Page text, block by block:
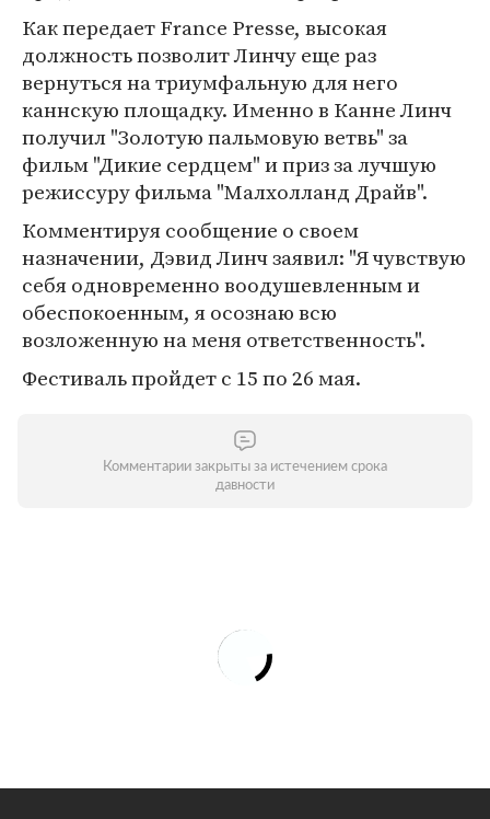
Как передает France Presse, высокая
должность позволит Линчу еще раз
вернуться на триумфальную для него
каннскую площадку. Именно в Канне Линч
получил "Золотую пальмовую ветвь" за
фильм "Дикие сердцем" и приз за лучшую
режиссуру фильма "Малхолланд Драйв".
Комментируя сообщение о своем
назначении, Дэвид Линч заявил: "Я чувствую
себя одновременно воодушевленным и
обеспокоенным, я осознаю всю
возложенную на меня ответственность".
Фестиваль пройдет с 15 по 26 мая.
Комментарии закрыты за истечением срока
давности